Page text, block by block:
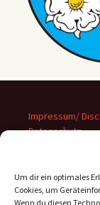
Um dir ein optimales
Cookies, um
Wenn du diesen
Impressum/
Datenschutz